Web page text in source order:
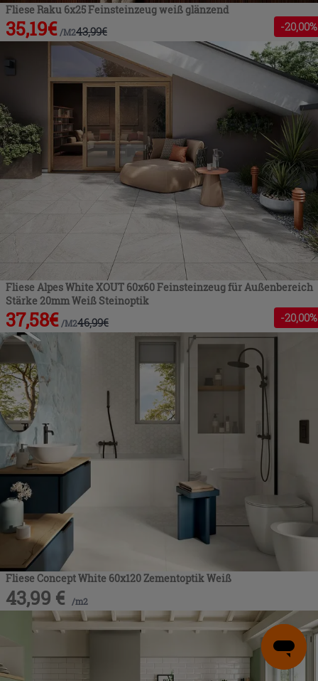
Fliese Raku 6x25 Feinsteinzeug weiß glänzend
35,19€ /M243,99€ -20,00%
Fliese Alpes White XOUT 60x60 Feinsteinzeug für Außenbereich
Stärke 20mm Weiß Steinoptik
37,58€ /M246,99€ -20,00%
Fliese Concept White 60x120 Zementoptik Weiß
43,99 € /m2